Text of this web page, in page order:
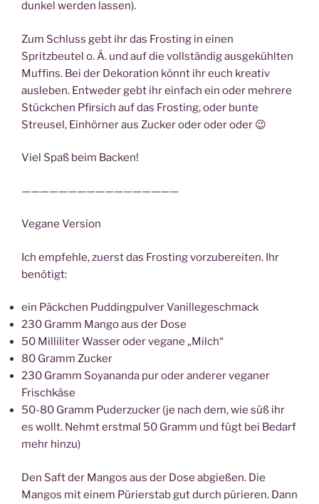
dunkel werden lassen).
Zum Schluss gebt ihr das Frosting in einen
Spritzbeutel o. Ä. und auf die vollständig ausgekühlten
Muffins. Bei der Dekoration könnt ihr euch kreativ
ausleben. Entweder gebt ihr einfach ein oder mehrere
Stückchen Pfirsich auf das Frosting, oder bunte
Streusel, Einhörner aus Zucker oder oder oder 😉
Viel Spaß beim Backen!
—————————————————
Vegane Version
Ich empfehle, zuerst das Frosting vorzubereiten. Ihr
benötigt:
ein Päckchen Puddingpulver Vanillegeschmack
230 Gramm Mango aus der Dose
50 Milliliter Wasser oder vegane „Milch“
80 Gramm Zucker
230 Gramm Soyananda pur oder anderer veganer
Frischkäse
50-80 Gramm Puderzucker (je nach dem, wie süß ihr
es wollt. Nehmt erstmal 50 Gramm und fügt bei Bedarf
mehr hinzu)
Den Saft der Mangos aus der Dose abgießen. Die
Mangos mit einem Pürierstab gut durch pürieren. Dann